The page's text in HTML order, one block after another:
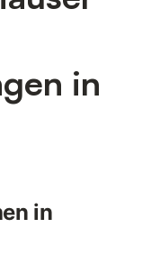
Nespresso-
einer
Fernseher und
aus gelangt
steht
Doppelbett,
nicht
in
in